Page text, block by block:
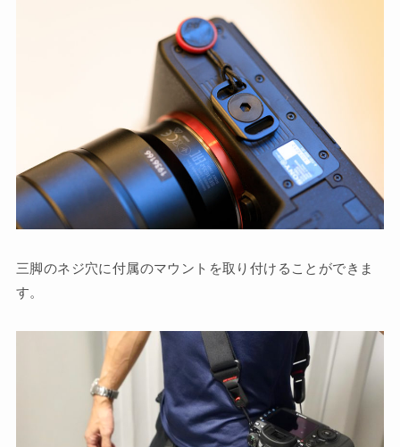
三脚のネジ穴に付属のマウントを取り付けることができま
す。